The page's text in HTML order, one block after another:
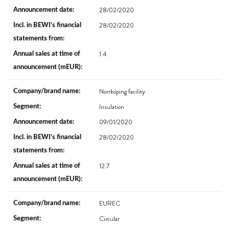
28/02/2020
28/02/2020
1.4
Norrköping facility
Insulation
09/01/2020
28/02/2020
12.7
EUREC
Circular